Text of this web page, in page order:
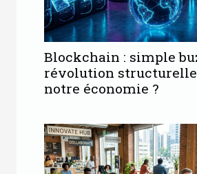
Blockchain : simple
révolution
notre économie ?